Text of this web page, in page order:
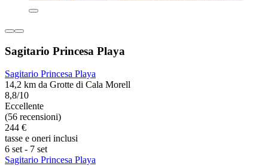
Sagitario Princesa Playa
Sagitario Princesa Playa
14,2 km da Grotte di Cala Morell
8,8/10
Eccellente
(56 recensioni)
244 €
tasse e oneri inclusi
6 set - 7 set
Sagitario Princesa Playa